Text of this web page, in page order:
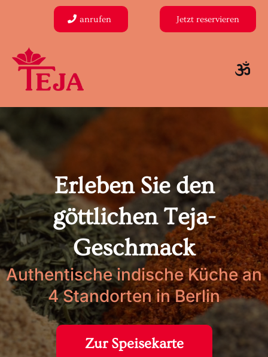
anrufen Jetzt reservieren
Erleben Sie den
göttlichen Teja-
Geschmack
Authentische indische Küche an
4 Standorten in Berlin
Zur Speisekarte